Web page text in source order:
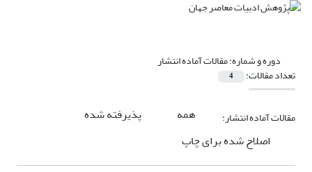
دوره و شماره:مقالات آماده انتشار
تعداد مقالات: 4
مقالات آماده انتشار: همه
پذیرفته شده
اصلاح شده برای چاپ